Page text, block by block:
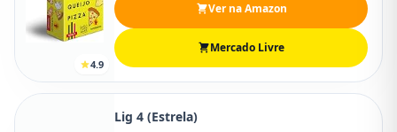
4.9
Ver na Amazon
Mercado Livre
Lig 4 (Estrela)